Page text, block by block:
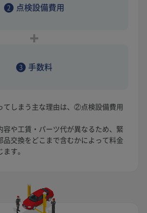
2 点検設備費用
3 手数料
てしまう主な理由は、②点検設備費用
容や工賃・パーツ代が異なるため、緊
品交換をどこまで含むかによって料金
す。